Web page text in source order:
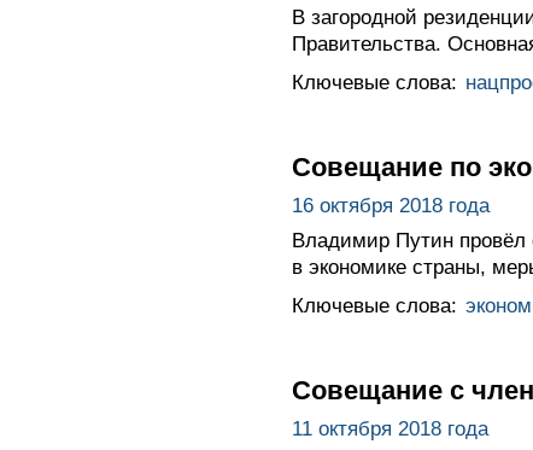
В загородной
Правительства.
Ключевые слова:
Совещание по
16 октября 2018 года
Владимир Путин провёл
в экономике страны,
Ключевые слова:
Совещание с
11 октября 2018 года